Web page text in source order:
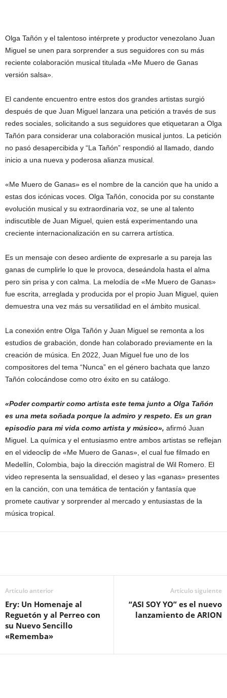
Olga Tañón y el talentoso intérprete y productor venezolano Juan
Miguel se unen para sorprender a sus seguidores con su más
reciente colaboración musical titulada «Me Muero de Ganas
versión salsa».
El candente encuentro entre estos dos grandes artistas surgió
después de que Juan Miguel lanzara una petición a través de sus
redes sociales, solicitando a sus seguidores que etiquetaran a Olga
Tañón para considerar una colaboración musical juntos. La petición
no pasó desapercibida y “La Tañón” respondió al llamado, dando
inicio a una nueva y poderosa alianza musical.
«Me Muero de Ganas» es el nombre de la canción que ha unido a
estas dos icónicas voces. Olga Tañón, conocida por su constante
evolución musical y su extraordinaria voz, se une al talento
indiscutible de Juan Miguel, quien está experimentando una
creciente internacionalización en su carrera artística.
Es un mensaje con deseo ardiente de expresarle a su pareja las
ganas de cumplirle lo que le provoca, deseándola hasta el alma
pero sin prisa y con calma. La melodía de «Me Muero de Ganas»
fue escrita, arreglada y producida por el propio Juan Miguel, quien
demuestra una vez más su versatilidad en el ámbito musical.
La conexión entre Olga Tañón y Juan Miguel se remonta a los
estudios de grabación, donde han colaborado previamente en la
creación de música. En 2022, Juan Miguel fue uno de los
compositores del tema “Nunca” en el género bachata que lanzo
Tañón colocándose como otro éxito en su catálogo.
«Poder compartir como artista este tema junto a Olga Tañón
es una meta soñada porque la admiro y respeto. Es un gran
episodio para mi vida como artista y músico», afirmó Juan
Miguel. La química y el entusiasmo entre ambos artistas se reflejan
en el videoclip de «Me Muero de Ganas», el cual fue filmado en
Medellín, Colombia, bajo la dirección magistral de Wil Romero. El
video representa la sensualidad, el deseo y las «ganas» presentes
en la canción, con una temática de tentación y fantasía que
promete cautivar y sorprender al mercado y entusiastas de la
música tropical.
Artículo anterior
Ery: Un Homenaje al
Reguetón y al Perreo con
su Nuevo Sencillo
«Rememba»
Artículo siguiente
“ASI SOY YO” es el nuevo
lanzamiento de ARION